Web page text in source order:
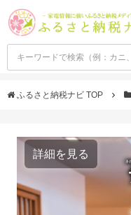
ふるさと納税ナビ TOP
詳細を見る